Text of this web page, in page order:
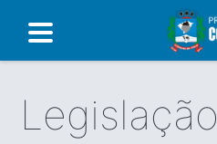
Legislação